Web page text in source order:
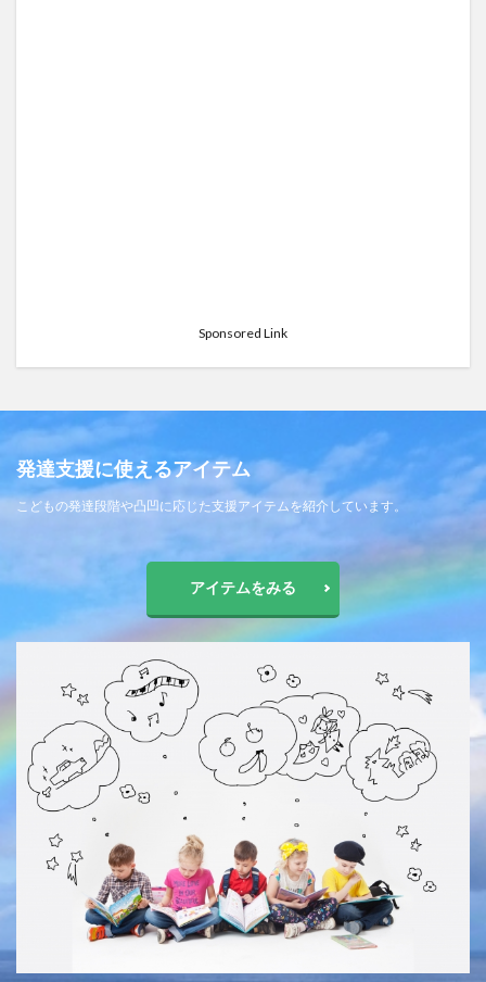
Sponsored Link
発達支援に使えるアイテム
こどもの発達段階や凸凹に応じた支援アイテムを紹介しています。
アイテムをみる